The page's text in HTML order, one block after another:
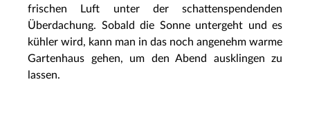
frischen Luft unter der schattenspendenden
Überdachung. Sobald die Sonne untergeht und es
kühler wird, kann man in das noch angenehm warme
Gartenhaus gehen, um den Abend ausklingen zu
lassen.